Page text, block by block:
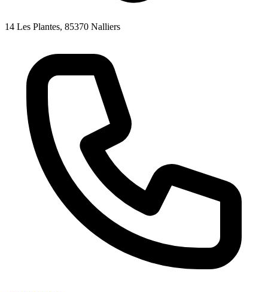
14 Les Plantes, 85370 Nalliers